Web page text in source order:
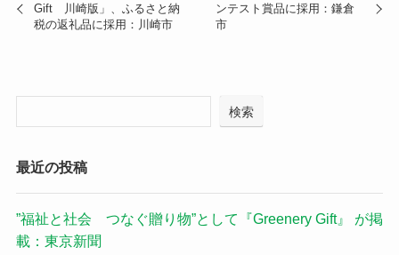
Gift 川崎版」、ふるさと納
税の返礼品に採用：川崎市
ンテスト賞品に採用：鎌倉
市
検索
最近の投稿
”福祉と社会 つなぐ贈り物”として『Greenery Gift』 が掲
載：東京新聞